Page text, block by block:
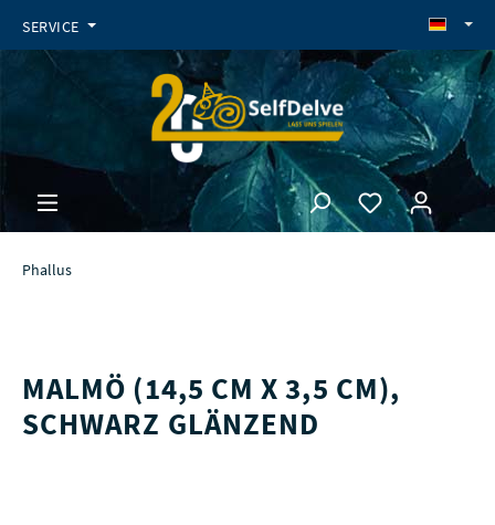
SERVICE
Phallus
MALMÖ (14,5 CM X 3,5 CM),
SCHWARZ GLÄNZEND